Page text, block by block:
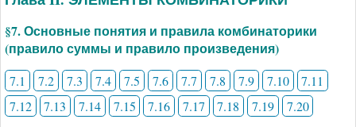
§7. Основные понятия и правила комбинаторики
(правило суммы и правило произведения)
7.1 7.2 7.3 7.4 7.5 7.6 7.7 7.8 7.9 7.10
7.11
7.12
7.13 7.14 7.15 7.16 7.17 7.18 7.19 7.20